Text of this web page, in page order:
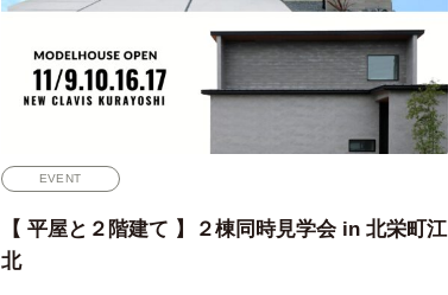
EVENT
【 平屋と２階建て 】２棟同時見学会 in 北栄町江
北